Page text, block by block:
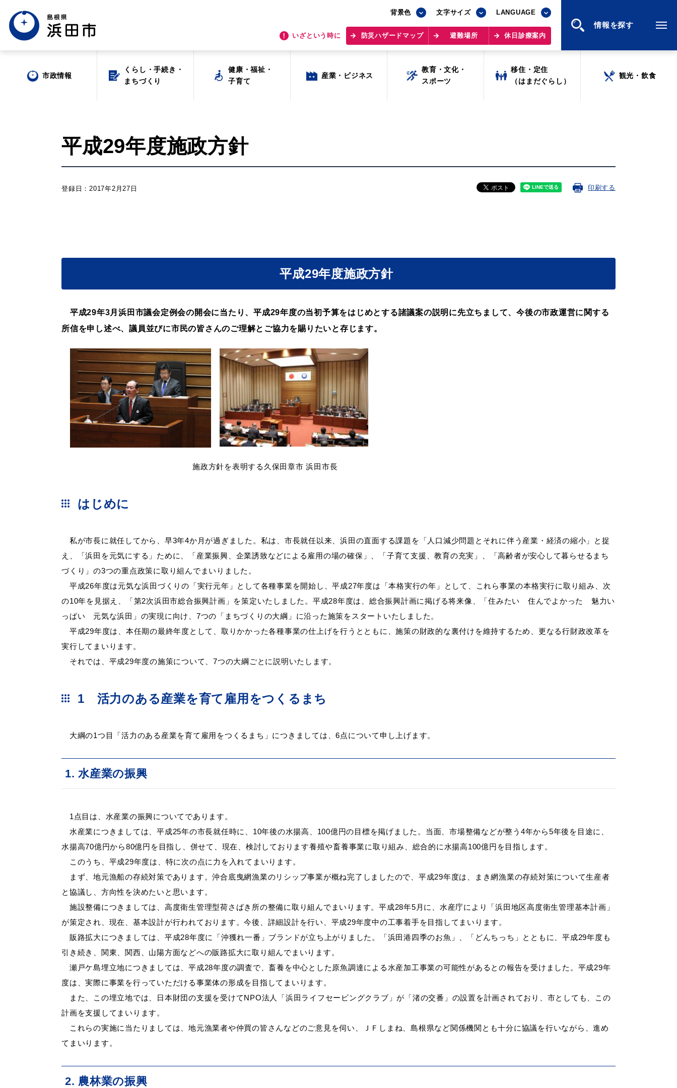
背景色 文字サイズ LANGUAGE
いざという時に 防災ハザードマップ 避難場所 休日診療案内
情報を探す
背景色 文字サイズ LANGUAGE
いざという時に 防災ハザードマップ 避難場所 休日診療案内
情報を探す
市政情報
くらし・手続き・
まちづくり
健康・福祉・
子育て
産業・ビジネス
教育・文化・
スポーツ
移住・定住
（はまだぐらし）
観光・飲食
場面から探す
出会い・結婚 引っ越し・住まい 就職・退職
高齢者・介護 おくやみ
支援・助成制度 各種相談窓口 入札
イベント情報
便利なサービス
防災・防犯メール
気象情報リンク集
ごみ分別早見表
目的別の
窓口案内
募集情報
申請書
ダウンロード
電子申請
市政情報
くらし・手続き・
まちづくり
健康・福祉・
子育て
産業・ビジネス
教育・文化・
スポーツ
移住・定住
（はまだぐらし）
観光・飲食
平成29年度施政方針
登録日：2017年2月27日 印刷する
平成29年度施政方針
平成29年3月浜田市議会定例会の開会に当たり、平成29年度の当初予算をはじめとする諸議案の説明に先立ちまして、今後の市政運営に関する
所信を申し述べ、議員並びに市民の皆さんのご理解とご協力を賜りたいと存じます。
施政方針を表明する久保田章市 浜田市長
はじめに
私が市長に就任してから、早3年4か月が過ぎました。私は、市長就任以来、浜田の直面する課題を「人口減少問題とそれに伴う産業・経済の縮小」と捉
え、「浜田を元気にする」ために、「産業振興、企業誘致などによる雇用の場の確保」、「子育て支援、教育の充実」、「高齢者が安心して暮らせるまち
づくり」の3つの重点政策に取り組んでまいりました。
平成26年度は元気な浜田づくりの「実行元年」として各種事業を開始し、平成27年度は「本格実行の年」として、これら事業の本格実行に取り組み、次
の10年を見据え、「第2次浜田市総合振興計画」を策定いたしました。平成28年度は、総合振興計画に掲げる将来像、「住みたい 住んでよかった 魅力い
っぱい 元気な浜田」の実現に向け、7つの「まちづくりの大綱」に沿った施策をスタートいたしました。
平成29年度は、本任期の最終年度として、取りかかった各種事業の仕上げを行うとともに、施策の財政的な裏付けを維持するため、更なる行財政改革を
実行してまいります。
それでは、平成29年度の施策について、7つの大綱ごとに説明いたします。
1 活力のある産業を育て雇用をつくるまち
大綱の1つ目「活力のある産業を育て雇用をつくるまち」につきましては、6点について申し上げます。
1. 水産業の振興
1点目は、水産業の振興についてであります。
水産業につきましては、平成25年の市長就任時に、10年後の水揚高、100億円の目標を掲げました。当面、市場整備などが整う4年から5年後を目途に、
水揚高70億円から80億円を目指し、併せて、現在、検討しております養殖や畜養事業に取り組み、総合的に水揚高100億円を目指します。
このうち、平成29年度は、特に次の点に力を入れてまいります。
まず、地元漁船の存続対策であります。沖合底曳網漁業のリシップ事業が概ね完了しましたので、平成29年度は、まき網漁業の存続対策について生産者
と協議し、方向性を決めたいと思います。
施設整備につきましては、高度衛生管理型荷さばき所の整備に取り組んでまいります。平成28年5月に、水産庁により「浜田地区高度衛生管理基本計画」
が策定され、現在、基本設計が行われております。今後、詳細設計を行い、平成29年度中の工事着手を目指してまいります。
販路拡大につきましては、平成28年度に「沖獲れ一番」ブランドが立ち上がりました。「浜田港四季のお魚」、「どんちっち」とともに、平成29年度も
引き続き、関東、関西、山陽方面などへの販路拡大に取り組んでまいります。
瀬戸ケ島埋立地につきましては、平成28年度の調査で、畜養を中心とした原魚調達による水産加工事業の可能性があるとの報告を受けました。平成29年
度は、実際に事業を行っていただける事業体の形成を目指してまいります。
また、この埋立地では、日本財団の支援を受けてNPO法人「浜田ライフセービングクラブ」が「渚の交番」の設置を計画されており、市としても、この
計画を支援してまいります。
これらの実施に当たりましては、地元漁業者や仲買の皆さんなどのご意見を伺い、ＪＦしまね、島根県など関係機関とも十分に協議を行いながら、進め
てまいります 。
2. 農林業の振興